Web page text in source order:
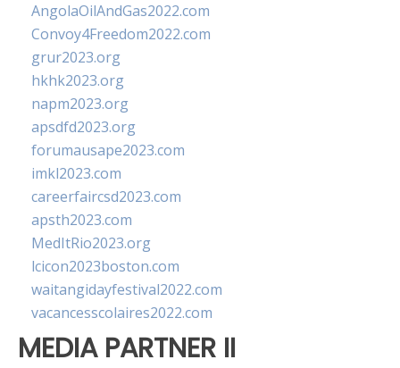
AngolaOilAndGas2022.com
Convoy4Freedom2022.com
grur2023.org
hkhk2023.org
napm2023.org
apsdfd2023.org
forumausape2023.com
imkl2023.com
careerfaircsd2023.com
apsth2023.com
MedItRio2023.org
lcicon2023boston.com
waitangidayfestival2022.com
vacancesscolaires2022.com
MEDIA PARTNER II